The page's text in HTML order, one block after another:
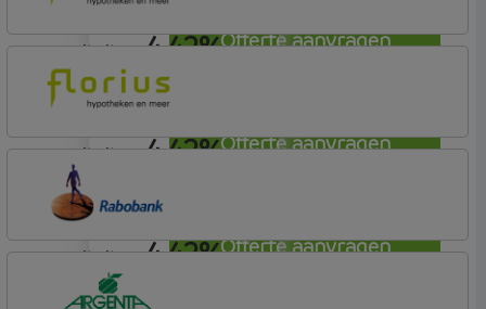
Offerte aanvragen
4,42%
Offerte aanvragen
annuiteit
4,42%
Offerte aanvragen
Florius
Profijt drie + drie
annuiteit
4,42%
Florius
Profijt twaalf
annuiteit
Rabobank Spaarbank
Basisvoorwaarden